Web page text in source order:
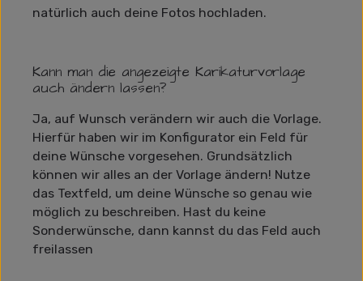
natürlich auch deine Fotos hochladen.
Kann man die angezeigte Karikaturvorlage
auch ändern lassen?
Ja, auf Wunsch verändern wir auch die Vorlage.
Hierfür haben wir im Konfigurator ein Feld für
deine Wünsche vorgesehen. Grundsätzlich
können wir alles an der Vorlage ändern! Nutze
das Textfeld, um deine Wünsche so genau wie
möglich zu beschreiben. Hast du keine
Sonderwünsche, dann kannst du das Feld auch
freilassen